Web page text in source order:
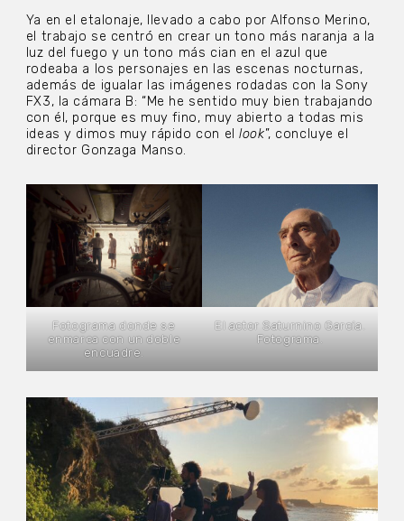
Ya en el etalonaje, llevado a cabo por Alfonso Merino,
el trabajo se centró en crear un tono más naranja a la
luz del fuego y un tono más cian en el azul que
rodeaba a los personajes en las escenas nocturnas,
además de igualar las imágenes rodadas con la Sony
FX3, la cámara B: “Me he sentido muy bien trabajando
con él, porque es muy fino, muy abierto a todas mis
ideas y dimos muy rápido con ellook”, concluye el
director Gonzaga Manso.
Fotograma donde se
enmarca con un doble
encuadre.
El actor Saturnino García.
Fotograma.